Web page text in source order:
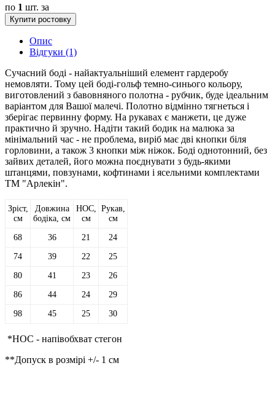
по 1 шт. за
Купити ростовку
Опис
Відгуки (1)
Сучасний боді - найактуальніший елемент гардеробу
немовляти. Тому цей боді-гольф темно-синього кольору,
виготовлений з бавовняного полотна - рубчик, буде ідеальним
варіантом для Вашої малечі. Полотно відмінно тягнеться і
зберігає первинну форму. На рукавах є манжети, це дуже
практично й зручно. Надіти такий бодик на малюка за
мінімальний час - не проблема, виріб має дві кнопки біля
горловини, а також 3 кнопки між ніжок. Боді однотонний, без
зайвих деталей, його можна поєднувати з будь-якими
штанцями, повзунами, кофтинами і ясельними комплектами
ТМ "Арлекін".
Зріст,
см
Довжина
бодіка, см
НОС,
см
Рукав,
см
68 36 21 24
74 39 22 25
80 41 23 26
86 44 24 29
98 45 25 30
*НОС - напівобхват стегон
**Допуск в розмірі +/- 1 см